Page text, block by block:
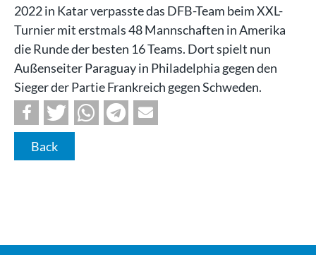
2022 in Katar verpasste das DFB-Team beim XXL-
Turnier mit erstmals 48 Mannschaften in Amerika
die Runde der besten 16 Teams. Dort spielt nun
Außenseiter Paraguay in Philadelphia gegen den
Sieger der Partie Frankreich gegen Schweden.
Back